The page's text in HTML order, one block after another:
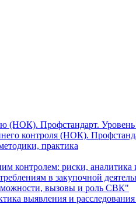
(НОК). Профстандарт.
контроля (НОК).
практика
контролем: риски,
в закупочной
вызовы и роль СВК"
выявления и